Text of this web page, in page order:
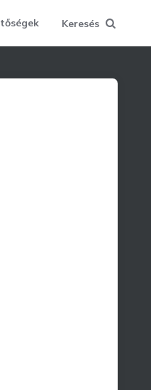
Keresés